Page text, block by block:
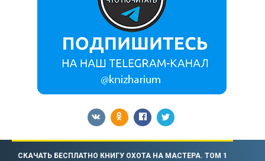
СКАЧАТЬ БЕСПЛАТНО КНИГУ ОХОТА НА МАСТЕРА. ТОМ 1